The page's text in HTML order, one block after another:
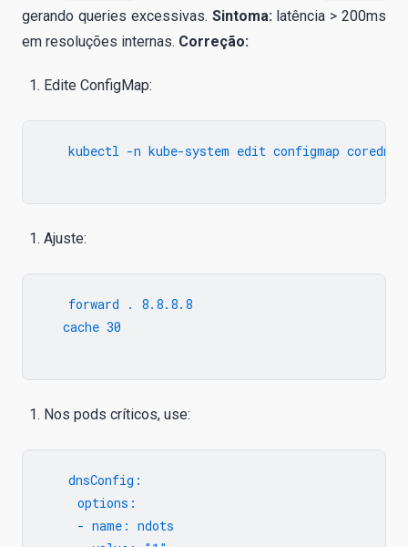
gerando queries excessivas. Sintoma:latência > 200ms
em resoluções internas. Correção:
Edite ConfigMap:
   kubectl -n kube-system edit configmap coredns
Ajuste:
   forward . 8.8.8.8
   cache 30
Nos pods críticos, use:
   dnsConfig:
     options:
     - name: ndots